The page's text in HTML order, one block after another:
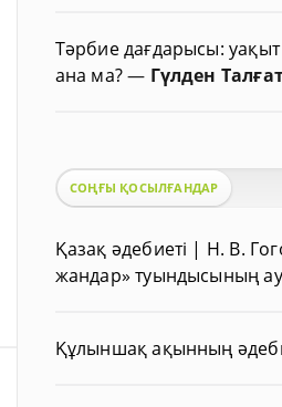
Тәрбие дағдарысы: уақыт
ана ма?— Гүлден
СОҢҒЫ ҚОСЫЛҒАНДАР
Қазақ әдебиеті | Н. В.
жандар» туындысының
Құлыншақ ақынның